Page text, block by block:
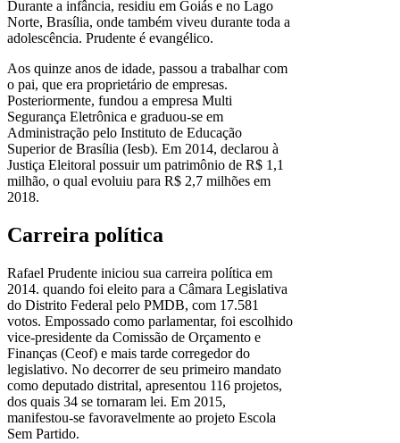
Durante a infância, residiu em Goiás e no Lago
Norte, Brasília, onde também viveu durante toda a
adolescência. Prudente é evangélico.
Aos quinze anos de idade, passou a trabalhar com
o pai, que era proprietário de empresas.
Posteriormente, fundou a empresa Multi
Segurança Eletrônica e graduou-se em
Administração pelo Instituto de Educação
Superior de Brasília (Iesb). Em 2014, declarou à
Justiça Eleitoral possuir um patrimônio de R$ 1,1
milhão, o qual evoluiu para R$ 2,7 milhões em
2018.
Carreira política
Rafael Prudente iniciou sua carreira política em
2014. quando foi eleito para a Câmara Legislativa
do Distrito Federal pelo PMDB, com 17.581
votos. Empossado como parlamentar, foi escolhido
vice-presidente da Comissão de Orçamento e
Finanças (Ceof) e mais tarde corregedor do
legislativo. No decorrer de seu primeiro mandato
como deputado distrital, apresentou 116 projetos,
dos quais 34 se tornaram lei. Em 2015,
manifestou-se favoravelmente ao projeto Escola
Sem Partido.